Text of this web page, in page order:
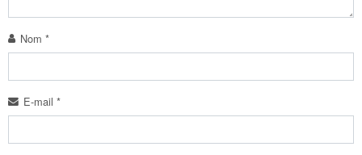
Nom *
E-mail *